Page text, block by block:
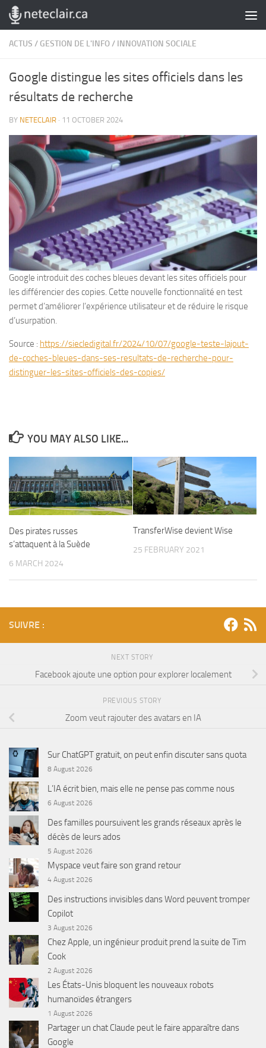
Skip to content
ACTUS / GESTION DE L'INFO/ INNOVATION SOCIALE
Google distingue les sites officiels dans les
résultats de recherche
BY NETECLAIR · 11 OCTOBER 2024
Google introduit des coches bleues devant les sites officiels pour
les différencier des copies. Cette nouvelle fonctionnalité en test
permet d’améliorer l’expérience utilisateur et de réduire le risque
d’usurpation.
Source : https://siecledigital.fr/2024/10/07/google-teste-lajout-
de-coches-bleues-dans-ses-resultats-de-recherche-pour-
distinguer-les-sites-officiels-des-copies/
YOU MAY ALSO LIKE...
Des pirates russes
s’attaquent à la Suède
6 MARCH 2024
TransferWise devient Wise
25 FEBRUARY 2021
SUIVRE :
NEXT STORY
Facebook ajoute une option pour explorer localement
PREVIOUS STORY
Zoom veut rajouter des avatars en IA
Sur ChatGPT gratuit, on peut enfin discuter sans quota
8 August 2026
L’IA écrit bien, mais elle ne pense pas comme nous
6 August 2026
Des familles poursuivent les grands réseaux après le
décès de leurs ados
5 August 2026
Myspace veut faire son grand retour
4 August 2026
Des instructions invisibles dans Word peuvent tromper
Copilot
3 August 2026
Chez Apple, un ingénieur produit prend la suite de Tim
Cook
2 August 2026
Les États-Unis bloquent les nouveaux robots
humanoïdes étrangers
1 August 2026
Partager un chat Claude peut le faire apparaître dans
Google